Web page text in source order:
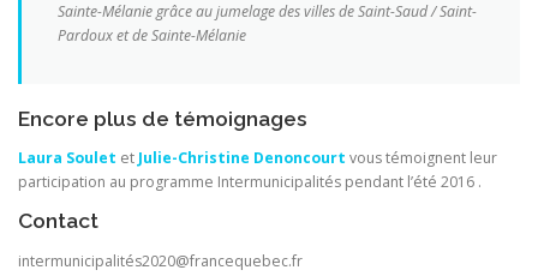
Sainte-Mélanie grâce au jumelage des villes de Saint-Saud / Saint-
Pardoux et de Sainte-Mélanie
Encore plus de témoignages
Laura Soulet et Julie-Christine Denoncourt vous témoignent leur
participation au programme Intermunicipalités pendant l’été 2016 .
Contact
intermunicipalités2020@francequebec.fr